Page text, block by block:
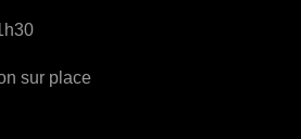
sur place